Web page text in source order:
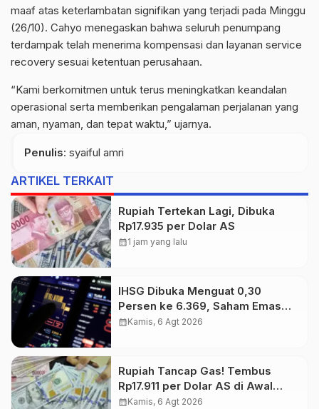
maaf atas keterlambatan signifikan yang terjadi pada Minggu
(26/10). Cahyo menegaskan bahwa seluruh penumpang
terdampak telah menerima kompensasi dan layanan service
recovery sesuai ketentuan perusahaan.
“Kami berkomitmen untuk terus meningkatkan keandalan
operasional serta memberikan pengalaman perjalanan yang
aman, nyaman, dan tepat waktu,” ujarnya.
Penulis: syaiful amri
ARTIKEL TERKAIT
Rupiah Tertekan Lagi, Dibuka
Rp17.935 per Dolar AS
calendar_month1 jam yang lalu
IHSG Dibuka Menguat 0,30
Persen ke 6.369, Saham Emas
dan Tambang Jadi Penggerak
calendar_monthKamis, 6 Agt 2026
Rupiah Tancap Gas! Tembus
Rp17.911 per Dolar AS di Awal
Perdagangan
calendar_monthKamis, 6 Agt 2026